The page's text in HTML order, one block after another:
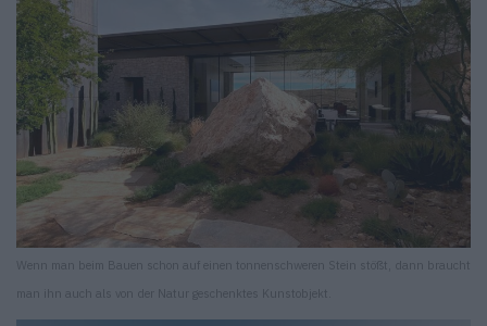
Wenn man beim Bauen schon auf einen tonnenschweren Stein stößt, dann braucht
man ihn auch als von der Natur geschenktes Kunstobjekt.